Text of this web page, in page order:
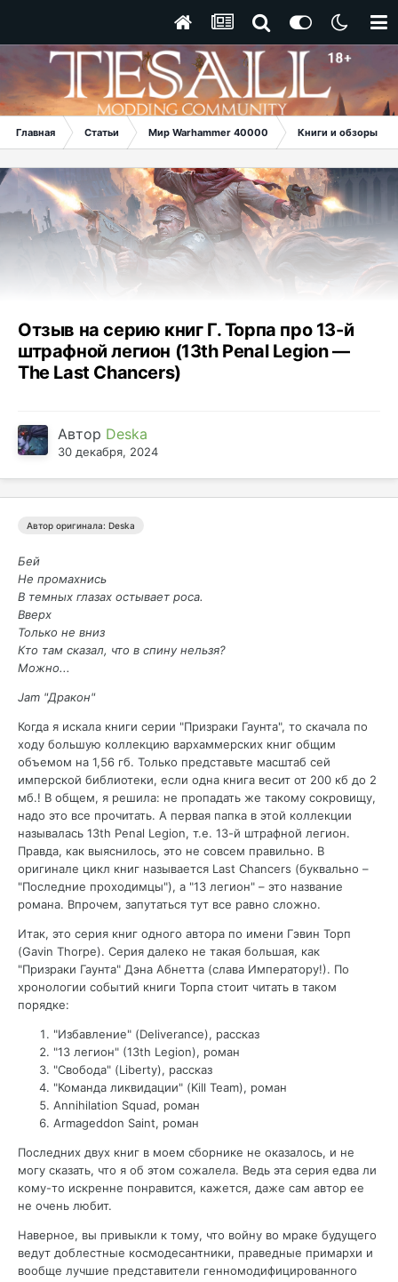
Главная Статьи Мир Warhammer 40000 Книги и обзоры
Отзыв на серию книг Г. Торпа про 13-й
штрафной легион (13th Penal Legion —
The Last Chancers)
Автор Deska
30 декабря, 2024
Автор оригинала: Deska
Бей
Не промахнись
В темных глазах остывает роса.
Вверх
Только не вниз
Кто там сказал, что в спину нельзя?
Можно...
Jam "Дракон"
Когда я искала книги серии "Призраки Гаунта", то скачала по
ходу большую коллекцию вархаммерских книг общим
объемом на 1,56 гб. Только представьте масштаб сей
имперской библиотеки, если одна книга весит от 200 кб до 2
мб.! В общем, я решила: не пропадать же такому сокровищу,
надо это все прочитать. А первая папка в этой коллекции
называлась 13th Penal Legion, т.е. 13-й штрафной легион.
Правда, как выяснилось, это не совсем правильно. В
оригинале цикл книг называется Last Chancers (буквально –
"Последние проходимцы"), а "13 легион" – это название
романа. Впрочем, запутаться тут все равно сложно.
Итак, это серия книг одного автора по имени Гэвин Торп
(Gavin Thorpe). Серия далеко не такая большая, как
"Призраки Гаунта" Дэна Абнетта (слава Императору!). По
хронологии событий книги Торпа стоит читать в таком
порядке:
"Избавление" (Deliverance), рассказ
"13 легион" (13th Legion), роман
"Свобода" (Liberty), рассказ
"Команда ликвидации" (Kill Team), роман
Annihilation Squad, роман
Armageddon Saint, роман
Последних двух книг в моем сборнике не оказалось, и не
могу сказать, что я об этом сожалела. Ведь эта серия едва ли
кому-то искренне понравится, кажется, даже сам автор ее
не очень любит.
Наверное, вы привыкли к тому, что войну во мраке будущего
ведут доблестные космодесантники, праведные примархи и
вообще лучшие представители генномодифицированного